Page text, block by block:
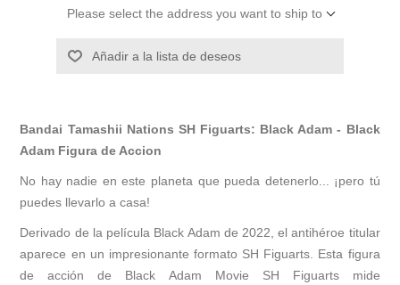
Please select the address you want to ship to
Añadir a la lista de deseos
Bandai Tamashii Nations SH Figuarts: Black Adam - Black
Adam Figura de Accion
No hay nadie en este planeta que pueda detenerlo... ¡pero tú
puedes llevarlo a casa!
Derivado de la película Black Adam de 2022, el antihéroe titular
aparece en un impresionante formato SH Figuarts. Esta figura
de acción de Black Adam Movie SH Figuarts mide